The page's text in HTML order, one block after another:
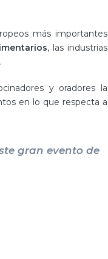
más importantes
, las industrias
y oradores la
en lo que respecta a
gran evento de